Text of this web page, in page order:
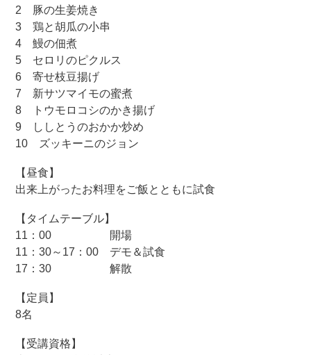
2 豚の生姜焼き
3 鶏と胡瓜の小串
4 鰻の佃煮
5 セロリのピクルス
6 寄せ枝豆揚げ
7 新サツマイモの蜜煮
8 トウモロコシのかき揚げ
9 ししとうのおかか炒め
10 ズッキーニのジョン
【昼食】
出来上がったお料理をご飯とともに試食
【タイムテーブル】
11：00 開場
11：30～17：00 デモ＆試食
17：30 解散
【定員】
8名
【受講資格】